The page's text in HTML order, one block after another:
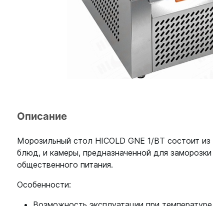
Описание
Морозильный стол HICOLD GNE 1/BT состоит
блюд, и камеры, предназначенной для
общественного питания.
Особенности: